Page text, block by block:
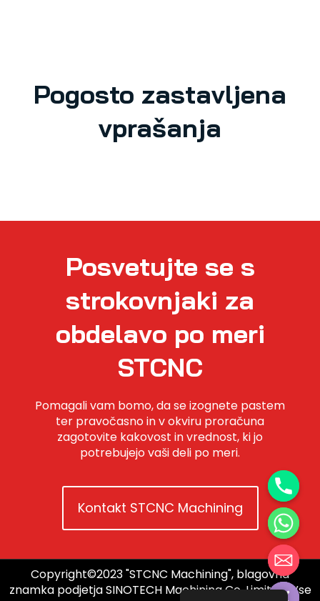
Pogosto zastavljena
vprašanja
Posvetujte se s
strokovnjaki za
obdelavo po meri
STCNC
Pomagali vam bomo, da se izognete pastem
ter pravočasno in v okviru proračuna
zagotovite kakovost in vrednost, ki jo
potrebujejo vaši deli po meri.
Kontakt STCNC Machining
Copyright©2023 "STCNC Machining", blagovna
znamka podjetja SINOTECH Machining Co, Limited. Vse
Hide chaty